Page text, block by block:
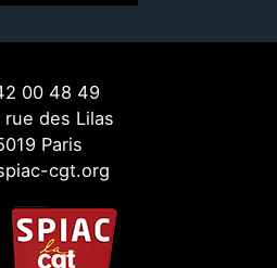
00 48 49
rue des Lilas
Paris
cgt.org